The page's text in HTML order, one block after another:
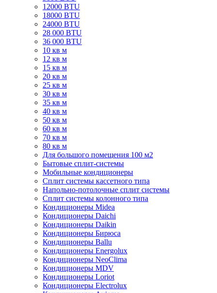
12000 BTU
18000 BTU
24000 BTU
28 000 BTU
36 000 BTU
10 кв м
12 кв м
15 кв м
20 кв м
25 кв м
30 кв м
35 кв м
40 кв м
50 кв м
60 кв м
70 кв м
80 кв м
Для большого помещения 100 м2
Бытовые сплит-системы
Мобильные кондиционеры
Сплит системы кассетного типа
Напольно-потолочные сплит системы
Сплит системы колонного типа
Кондиционеры Midea
Кондиционеры Daichi
Кондиционеры Daikin
Кондиционеры Бирюса
Кондиционеры Ballu
Кондиционеры Energolux
Кондиционеры NeoClima
Кондиционеры MDV
Кондиционеры Loriot
Кондиционеры Electrolux